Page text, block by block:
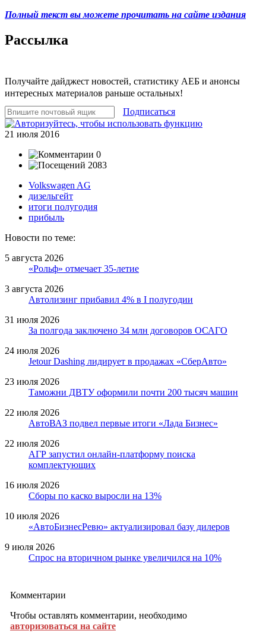
Полный текст вы можете прочитать на сайте издания
Рассылка
Получайте дайджест новостей, статистику АЕБ и анонсы
интересных материалов раньше остальных!
Подписаться
21 июля 2016
0
2083
Volkswagen AG
дизельгейт
итоги полугодия
прибыль
Новости по теме:
5 августа 2026
«Рольф» отмечает 35-летие
3 августа 2026
Автолизинг прибавил 4% в I полугодии
31 июля 2026
За полгода заключено 34 млн договоров ОСАГО
24 июля 2026
Jetour Dashing лидирует в продажах «СберАвто»
23 июля 2026
Таможни ДВТУ оформили почти 200 тысяч машин
22 июля 2026
АвтоВАЗ подвел первые итоги «Лада Бизнес»
22 июля 2026
АГР запустил онлайн-платформу поиска
комплектующих
16 июля 2026
Сборы по каско выросли на 13%
10 июля 2026
«АвтоБизнесРевю» актуализировал базу дилеров
9 июля 2026
Спрос на вторичном рынке увеличился на 10%
Комментарии
Чтобы оставлять комментарии, необходимо
авторизоваться на сайте